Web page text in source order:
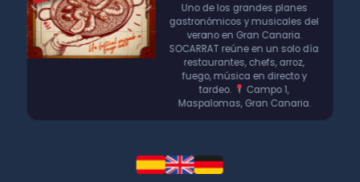
Uno de los grandes planes
gastronómicos y musicales del
verano en Gran Canaria.
SOCARRAT reúne en un solo día
restaurantes, chefs, arroz,
fuego, música en directo y
tardeo.
Campo 1,
Maspalomas, Gran Canaria.